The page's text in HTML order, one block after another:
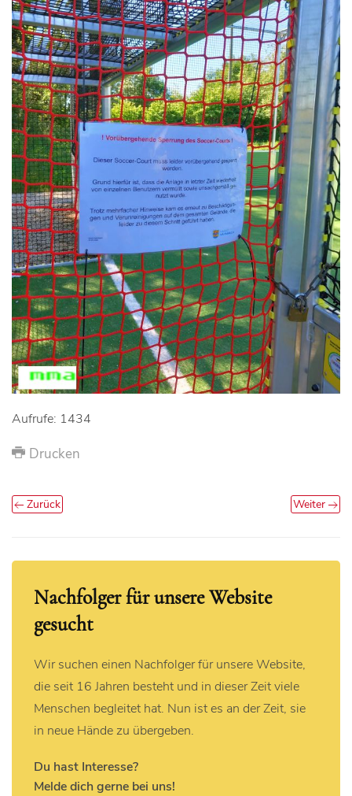
Aufrufe: 1434
Drucken
Zurück Weiter
Nachfolger für unsere Website
gesucht
Wir suchen einen Nachfolger für unsere Website,
die seit 16 Jahren besteht und in dieser Zeit viele
Menschen begleitet hat. Nun ist es an der Zeit, sie
in neue Hände zu übergeben.
Du hast Interesse?
Melde dich gerne bei uns!